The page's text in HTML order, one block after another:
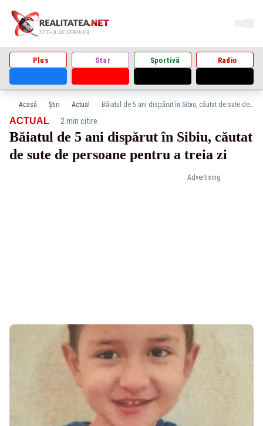
Plus Star Sportivă Radio
Acasă Știri Actual Băiatul de 5 ani dispărut în Sibiu, căutat de sute de persoane pentru a treia zi
Advertising
ACTUAL· 2 min citire
Băiatul de 5 ani dispărut în Sibiu, căutat
de sute de persoane pentru a treia zi